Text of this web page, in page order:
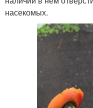
насекомых.